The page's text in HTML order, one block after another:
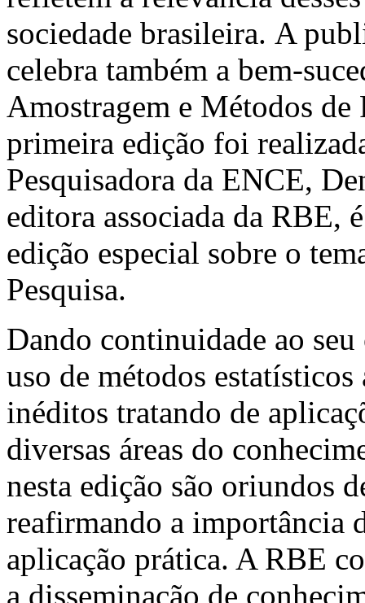
sociedade brasileira. A
celebra também a bem-
Amostragem e Métodos
primeira edição foi
Pesquisadora da ENCE,
editora associada da RBE,
edição especial sobre o
Pesquisa.
Dando continuidade ao
uso de métodos
inéditos tratando de
diversas áreas do
nesta edição são oriundos
reafirmando a importância
aplicação prática. A RBE
a disseminação de